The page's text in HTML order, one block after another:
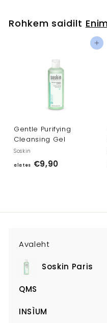
0
Rohkem saidilt
Lisa ostukorvi
Gentle Purifying
Cleansing Gel
Soskin
alates €9,90a
e
,
Avaleht
Soskin Paris
Expand
submenu
QMS
Expand
submenu
INSÌUM
Expand